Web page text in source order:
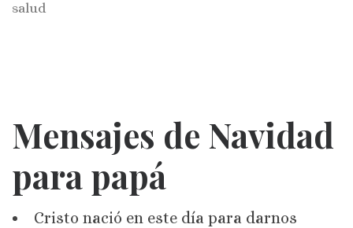
salud
Mensajes de Navidad
para papá
Cristo nació en este día para darnos